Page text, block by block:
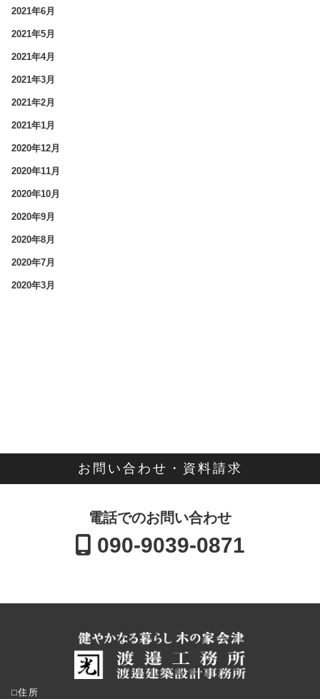
2021年6月
2021年5月
2021年4月
2021年3月
2021年2月
2021年1月
2020年12月
2020年11月
2020年10月
2020年9月
2020年8月
2020年7月
2020年3月
お問い合わせ・資料請求
電話でのお問い合わせ
090-9039-0871
⬜︎住所